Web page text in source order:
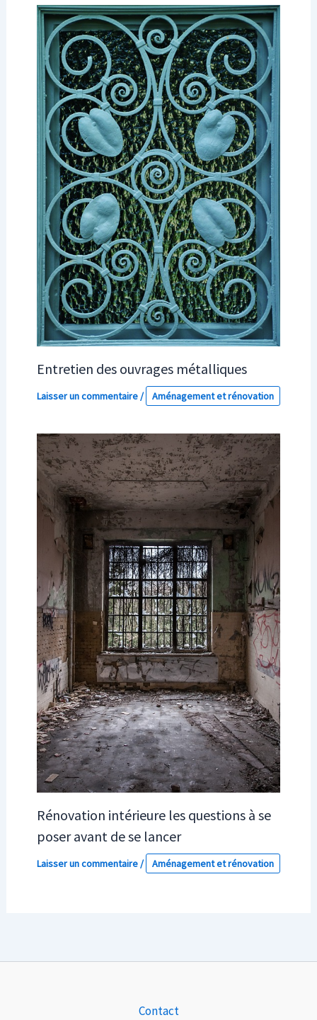
Entretien des ouvrages métalliques
Laisser un commentaire/ Aménagement et rénovation
Rénovation intérieure les questions à se
poser avant de se lancer
Laisser un commentaire/ Aménagement et rénovation
Contact